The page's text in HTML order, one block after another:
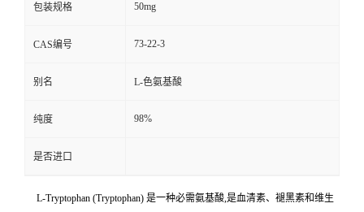
包装规格 50mg
CAS编号 73-22-3
别名 L-色氨基酸
纯度 98%
是否进口
L-Tryptophan (Tryptophan) 是一种必需氨基酸,是血清素、褪黑素和维生